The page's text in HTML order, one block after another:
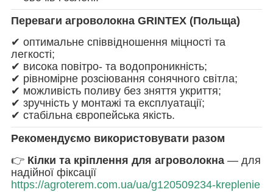
Переваги агроволокна GRINTEX (Польща)
✔ оптимальне співвідношення міцності та
легкості;
✔ висока повітро- та водопроникність;
✔ рівномірне розсіювання сонячного світла;
✔ можливість поливу без зняття укриття;
✔ зручність у монтажі та експлуатації;
✔ стабільна європейська якість.
Рекомендуємо використовувати разом
👉 Кілки та кріплення для агроволокна — для
надійної фіксації
https://agroterem.com.ua/ua/g120509234-kreplenie